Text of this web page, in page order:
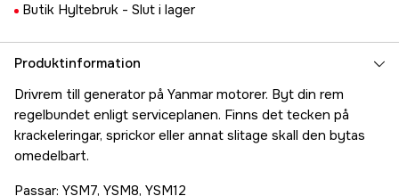
Butik Hyltebruk - Slut i lager
Produktinformation
Drivrem till generator på Yanmar motorer. Byt din rem
regelbundet enligt serviceplanen. Finns det tecken på
krackeleringar, sprickor eller annat slitage skall den bytas
omedelbart.
Passar: YSM7, YSM8, YSM12